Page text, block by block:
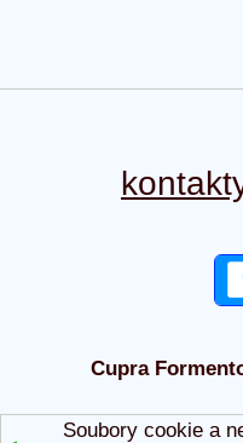
Cupra
Soubory cookie a